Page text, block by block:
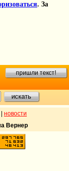
. За
пришли текст!
новости
Вернер